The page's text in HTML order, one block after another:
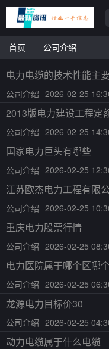
首页 公司介绍
电力电缆的技术性能主
公司介绍 2026-02-25
2013版电力建设工程定
公司介绍 2026-02-25
国家电力巨头有哪些
公司介绍 2026-02-25
江苏欧杰电力工程有限
公司介绍 2026-02-25
重庆电力股票行情
公司介绍 2026-02-25
电力医院属于哪个区哪
公司介绍 2026-02-25
龙源电力目标价30
公司介绍 2026-02-25
动力电缆属于什么电缆